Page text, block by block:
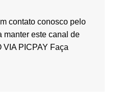
contato conosco pelo
manter este canal de
PICPAY Faça